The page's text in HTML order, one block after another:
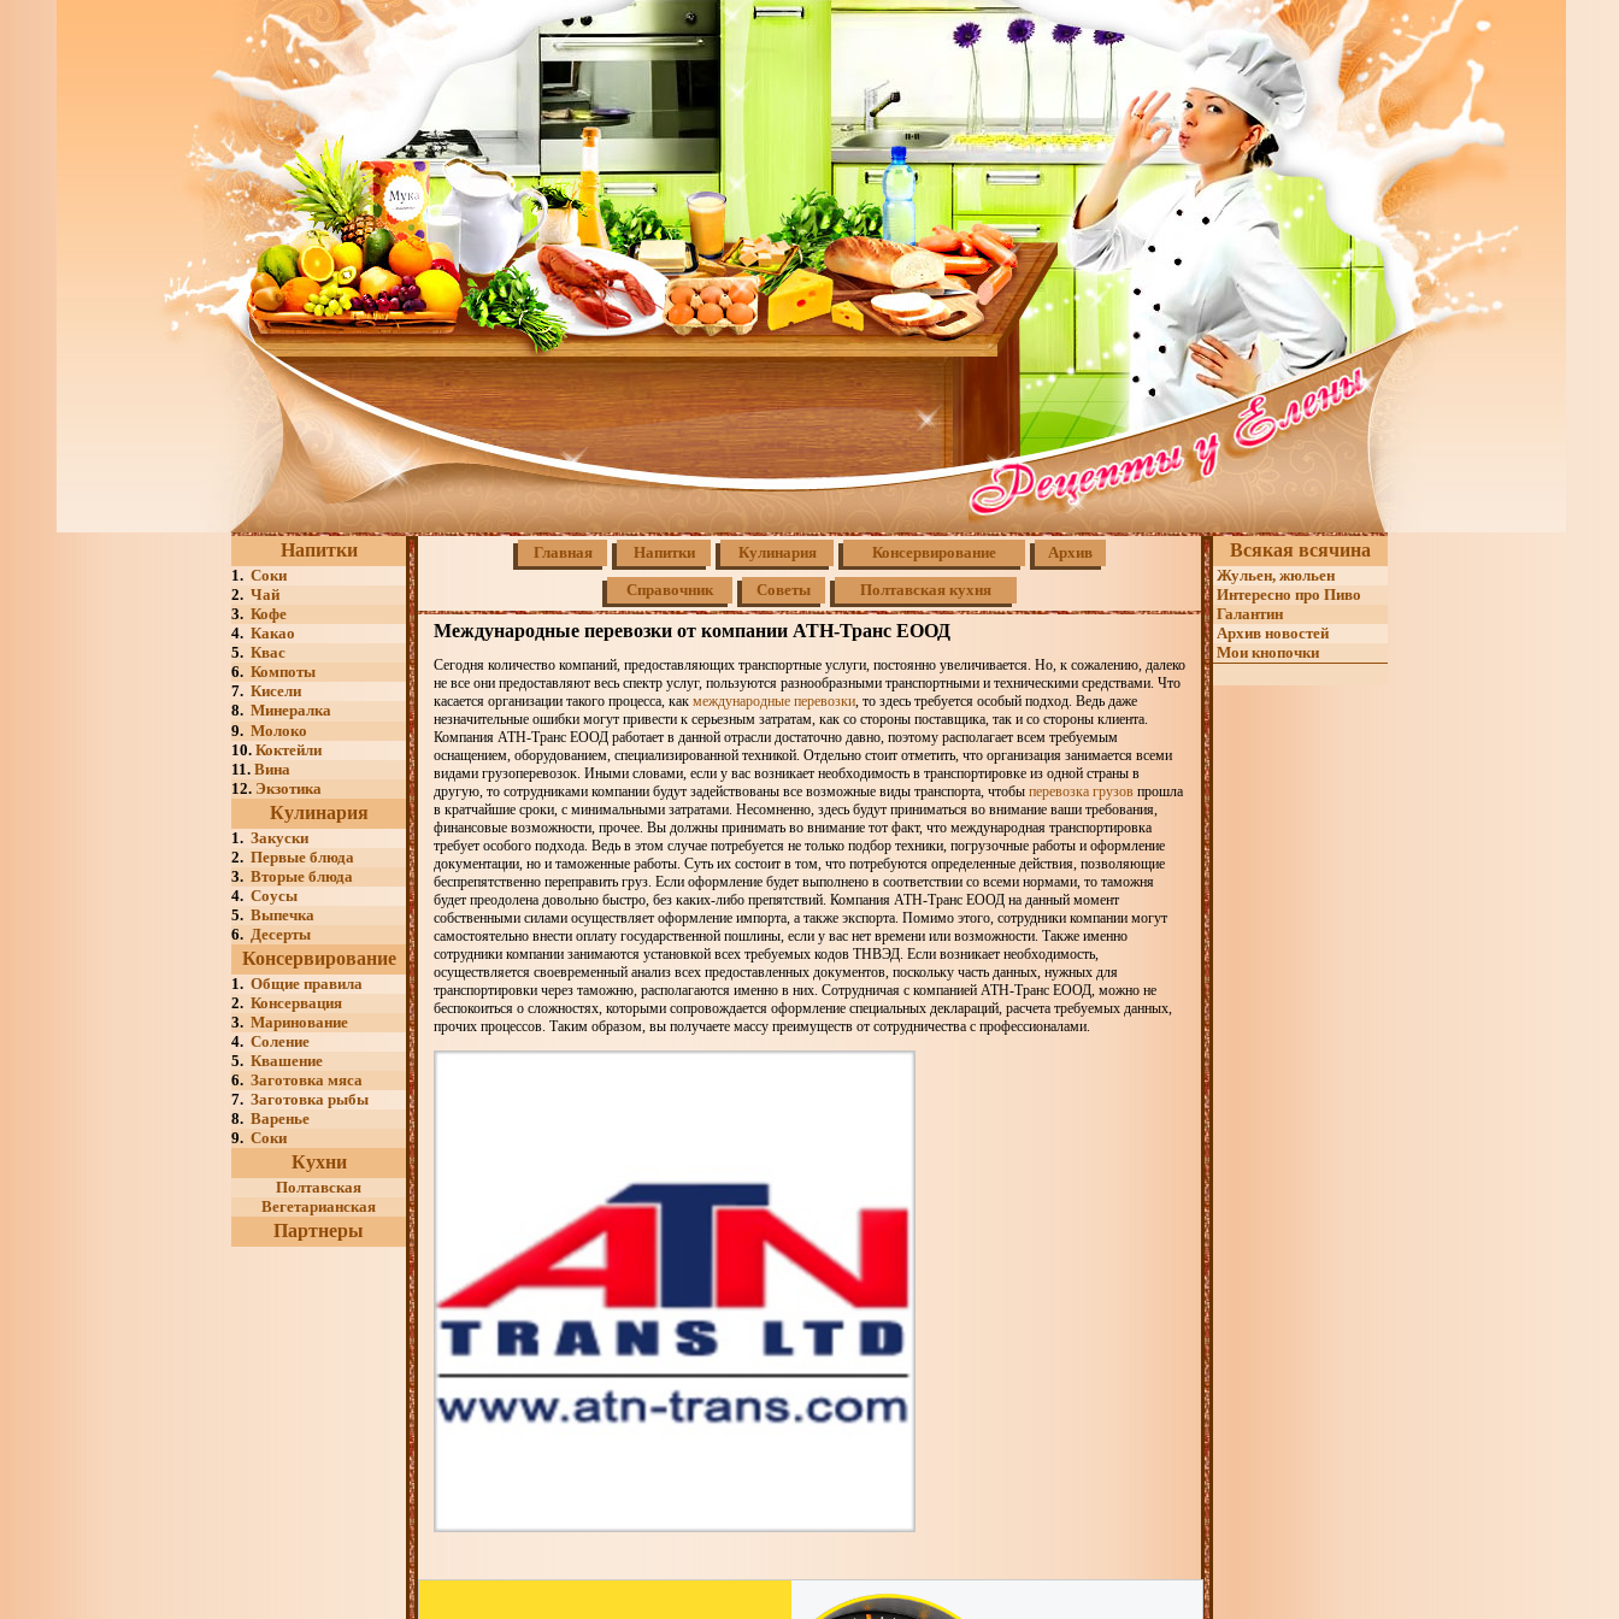
Напитки
1. Соки
2. Чай
3. Кофе
4. Какао
5. Квас
6. Компоты
7. Кисели
8. Минералка
9. Молоко
10. Коктейли
11. Вина
12. Экзотика
Кулинария
1. Закуски
2. Первые блюда
3. Вторые блюда
4. Соусы
5. Выпечка
6. Десерты
Консервирование
1. Общие правила
2. Консервация
3. Маринование
4. Соление
5. Квашение
6. Заготовка мяса
7. Заготовка рыбы
8. Варенье
9. Соки
Кухни
Полтавская
Вегетарианская
Партнеры
Главная Напитки Кулинария Консервирование Архив
Справочник Советы Полтавская кухня
Международные перевозки от компании АТН-Транс ЕООД
Сегодня количество компаний, предоставляющих транспортные услуги, постоянно увеличивается. Но, к сожалению, далеко
не все они предоставляют весь спектр услуг, пользуются разнообразными транспортными и техническими средствами. Что
касается организации такого процесса, как международные перевозки, то здесь требуется особый подход. Ведь даже
незначительные ошибки могут привести к серьезным затратам, как со стороны поставщика, так и со стороны клиента.
Компания АТН-Транс ЕООД работает в данной отрасли достаточно давно, поэтому располагает всем требуемым
оснащением, оборудованием, специализированной техникой. Отдельно стоит отметить, что организация занимается всеми
видами грузоперевозок. Иными словами, если у вас возникает необходимость в транспортировке из одной страны в
другую, то сотрудниками компании будут задействованы все возможные виды транспорта, чтобы перевозка грузов прошла
в кратчайшие сроки, с минимальными затратами. Несомненно, здесь будут приниматься во внимание ваши требования,
финансовые возможности, прочее. Вы должны принимать во внимание тот факт, что международная транспортировка
требует особого подхода. Ведь в этом случае потребуется не только подбор техники, погрузочные работы и оформление
документации, но и таможенные работы. Суть их состоит в том, что потребуются определенные действия, позволяющие
беспрепятственно переправить груз. Если оформление будет выполнено в соответствии со всеми нормами, то таможня
будет преодолена довольно быстро, без каких-либо препятствий. Компания АТН-Транс ЕООД на данный момент
собственными силами осуществляет оформление импорта, а также экспорта. Помимо этого, сотрудники компании могут
самостоятельно внести оплату государственной пошлины, если у вас нет времени или возможности. Также именно
сотрудники компании занимаются установкой всех требуемых кодов ТНВЭД. Если возникает необходимость,
осуществляется своевременный анализ всех предоставленных документов, поскольку часть данных, нужных для
транспортировки через таможню, располагаются именно в них. Сотрудничая с компанией АТН-Транс ЕООД, можно не
беспокоиться о сложностях, которыми сопровождается оформление специальных деклараций, расчета требуемых данных,
прочих процессов. Таким образом, вы получаете массу преимуществ от сотрудничества с профессионалами.
Всякая всячина
Жульен, жюльен
Интересно про Пиво
Галантин
Архив новостей
Мои кнопочки